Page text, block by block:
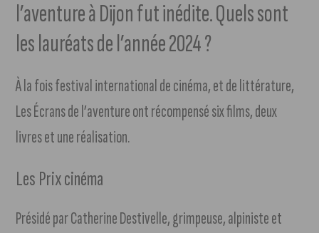
l’aventure à Dijon fut inédite. Quels sont
les lauréats de l’année 2024 ?
À la fois festival international de cinéma, et de littérature,
Les Écrans de l’aventure ont récompensé six films, deux
livres et une réalisation.
Les Prix cinéma
Présidé par Catherine Destivelle, grimpeuse, alpiniste et